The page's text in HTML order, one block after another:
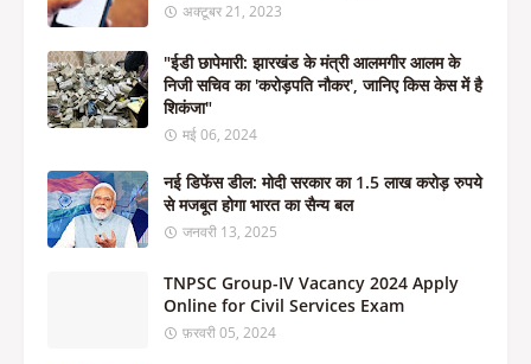
अक्टूबर 21, 2023
"ईडी छापेमारी: झारखंड के मंत्री आलमगीर आलम के
निजी सचिव का 'करोड़पति नौकर', जानिए किस केस में है
शिकंजा"
मई 06, 2024
नई डिफेंस डील: मोदी सरकार का 1.5 लाख करोड़ रुपये
से मजबूत होगा भारत का सैन्य बल
जनवरी 13, 2025
TNPSC Group-IV Vacancy 2024 Apply
Online for Civil Services Exam
फ़रवरी 05, 2024